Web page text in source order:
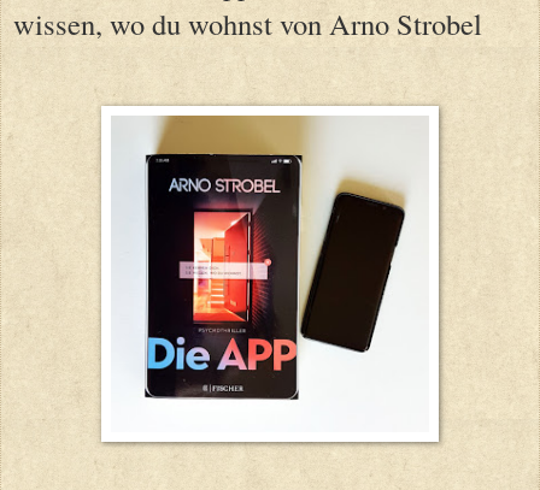
wissen, wo du wohnst von Arno Strobel